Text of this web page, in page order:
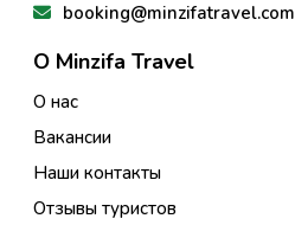
booking@minzifatravel.com
О Minzifa Travel
О нас
Вакансии
Наши контакты
Отзывы туристов